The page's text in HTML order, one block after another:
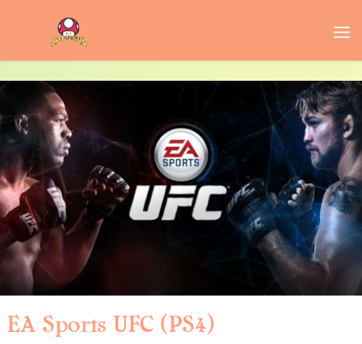
EA Sports UFC (PS4)